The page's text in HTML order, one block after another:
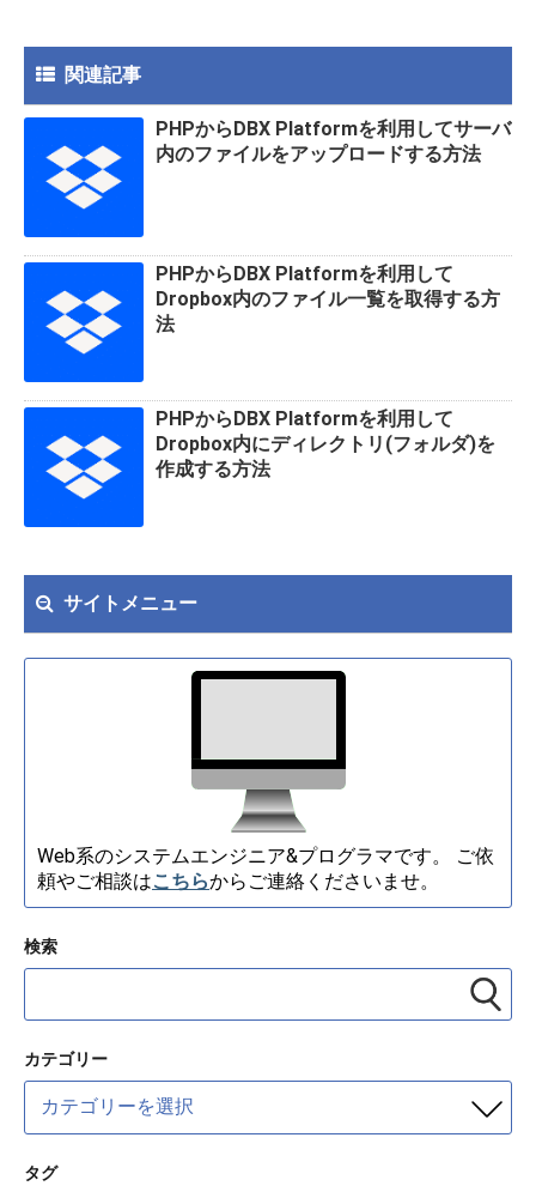
o
o
k
関連記事
PHPからDBX Platformを利用してサーバ
内のファイルをアップロードする方法
PHPからDBX Platformを利用して
Dropbox内のファイル一覧を取得する方
法
PHPからDBX Platformを利用して
Dropbox内にディレクトリ(フォルダ)を
作成する方法
サイトメニュー
Web系のシステムエンジニア&プログラマです。 ご依
頼やご相談はこちらからご連絡くださいませ。
検索
カテゴリー
カ
ゴ
リ
タグ